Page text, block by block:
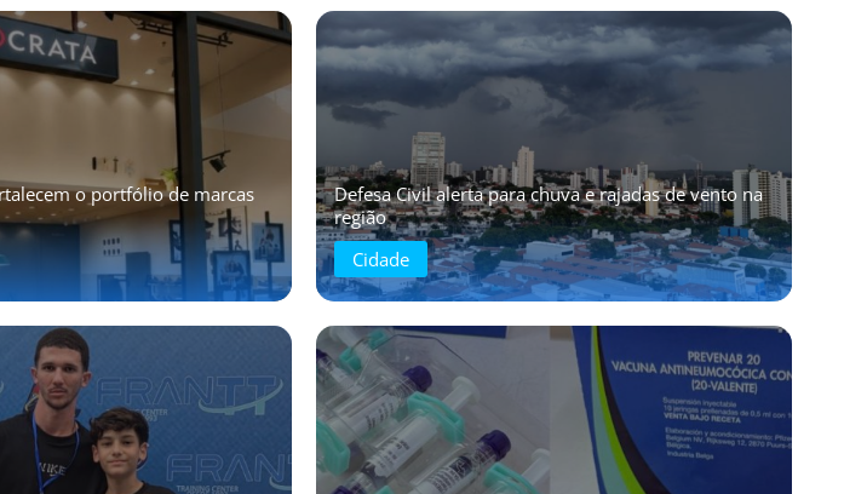
o portfólio de marcas
Defesa Civil alerta para chuva e rajadas de vento na
região
Cidade